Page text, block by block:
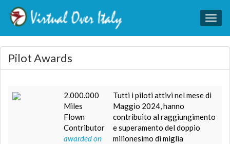
Pilot Awards
2.000.000
Miles
Flown
Contributor
awarded on
Tutti i piloti attivi nel mese di
Maggio 2024, hanno
contribuito al raggiungimento
e superamento del doppio
milionesimo di miglia